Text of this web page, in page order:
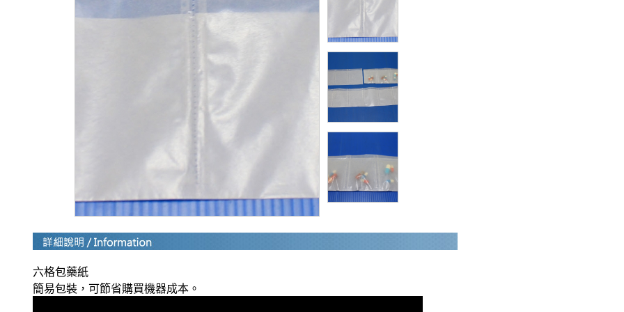
六格包藥紙
簡易包裝，可節省購買機器成本。